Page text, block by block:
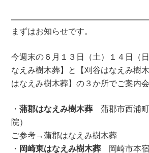
まずはお知らせです。
今週末の６月１３日（土）１４日（
なえみ樹木葬】と【刈谷はなえみ樹
はなえみ樹木葬】の３か所でご案内会
・蒲郡はなえみ樹木葬 蒲郡市西浦
院）
ご参考→蒲郡はなえみ樹木葬
・ 岡崎東はなえみ樹木葬 岡崎市本